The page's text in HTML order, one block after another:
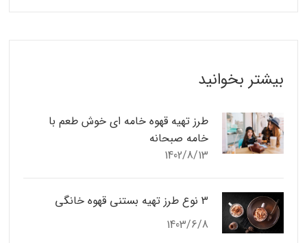
بیشتر بخوانید
طرز تهیه قهوه خامه ای خوش طعم با
خامه صبحانه
1402/8/13
3 نوع طرز تهیه بستنی قهوه خانگی
1403/6/8